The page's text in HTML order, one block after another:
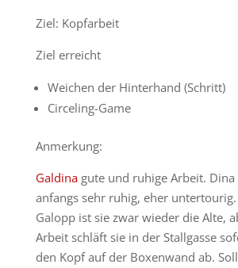
Ziel: Kopfarbeit
Ziel erreicht
Weichen der Hinterhand (Schritt)
Circeling-Game
Anmerkung:
Galdinagute und ruhige Arbeit. Dina
anfangs sehr ruhig, eher
Galopp ist sie zwar wieder die Alte,
Arbeit schläft sie in der Stallgasse
den Kopf auf der Boxenwand ab.